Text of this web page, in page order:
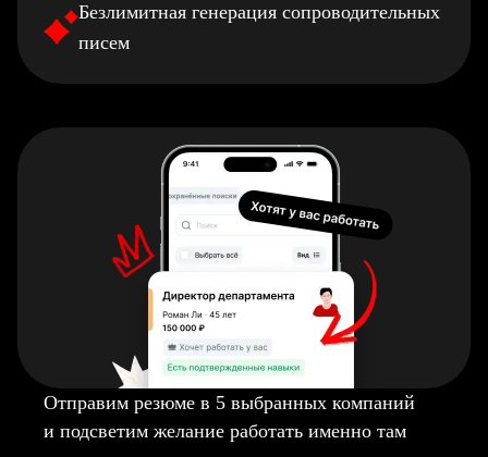
Безлимитная генерация сопроводительных
писем
Отправим резюме в 5 выбранных компаний
и подсветим желание работать именно там